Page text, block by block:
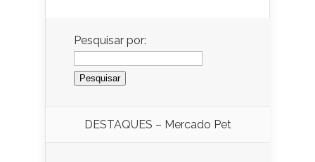
Pesquisar por:
DESTAQUES – Mercado Pet